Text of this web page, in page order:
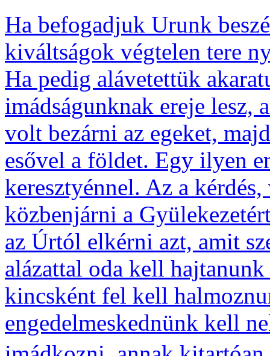
Ha befogadjuk Urunk
kiváltságok végtelen tere
Ha pedig alávetettük
imádságunknak ereje lesz,
volt bezárni az egeket,
esővel a földet. Egy ilyen
keresztyénnel. Az a
közbenjárni a
az Úrtól elkérni azt, amit
alázattal oda kell
kincsként fel kell
engedelmeskednünk kell